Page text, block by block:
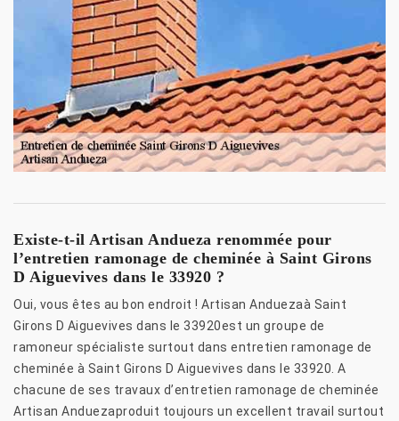
Existe-t-il Artisan Andueza renommée pour
l’entretien ramonage de cheminée à Saint Girons
D Aiguevives dans le 33920 ?
Oui, vous êtes au bon endroit ! Artisan Anduezaà Saint
Girons D Aiguevives dans le 33920est un groupe de
ramoneur spécialiste surtout dans entretien ramonage de
cheminée à Saint Girons D Aiguevives dans le 33920. A
chacune de ses travaux d’entretien ramonage de cheminée
Artisan Anduezaproduit toujours un excellent travail surtout